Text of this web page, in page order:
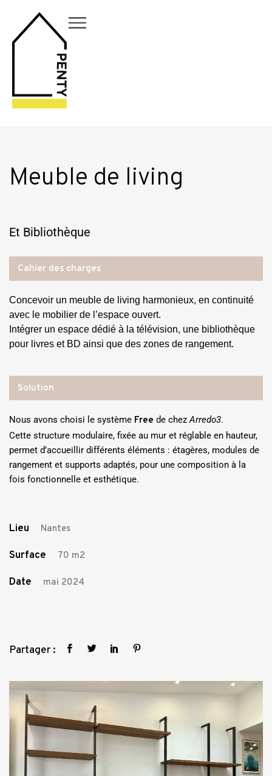
Meuble de living
Et Bibliothèque
Cahier des charges
Concevoir un meuble de living harmonieux, en continuité
avec le mobilier de l’espace ouvert.
Intégrer un espace dédié à la télévision, une bibliothèque
pour livres et BD ainsi que des zones de rangement.
Solution
Nous avons choisi le système Free de chezArredo3.
Cette structure modulaire, fixée au mur et réglable en hauteur,
permet d’accueillir différents éléments : étagères, modules de
rangement et supports adaptés, pour une composition à la
fois fonctionnelle et esthétique.
Lieu Nantes
Surface 70 m2
Date mai 2024
Partager :